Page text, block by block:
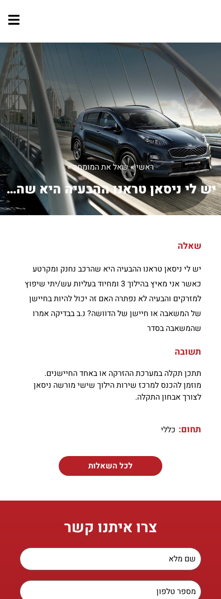
ראשי»שאל את המומחה»
יש לי ניסאן טראנו ההבעיה היא שהרכב נח...
שאלה
יש לי ניסאן טראנו ההבעיה היא שהרכב נחנק ומקרטע
כאשר אני מאיץ בהילוך 3 ומחיוד בעליות עש/יתי שיפוץ
למזרקים והבעיה לא נפתרה האם זה יכול להיות בחיישן
של המשאבה או חיישן של הדוושה? נ.ב בבדיקה אמרו
שהמשאבה בסדר
תשובה
תתכן תקלה במערכת ההזרקה או באחד החיישנים.
מוזמן להכנס למרכז שירות הילוך שישי מורשה ניסאן
לצורך אבחון התקלה.
תחום: כללי
לכל השאלות
צרו איתנו קשר